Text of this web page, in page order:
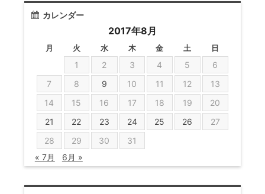
カレンダー
2017年8月
月 火 水 木 金 土 日
1 2 3 4 5
6
7
8 9 10 11 12
13
14
15 16 17 18 19
20
21
22 23 24 25 26
27
28
29 30
31
« 7月
6月 »